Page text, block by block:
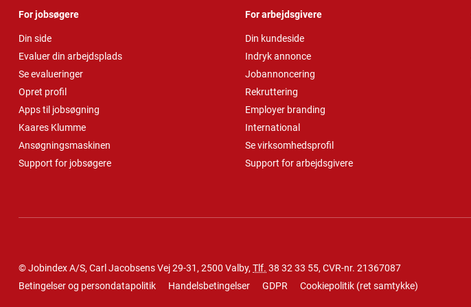
For jobsøgere
Din side
Evaluer din arbejdsplads
Se evalueringer
Opret profil
Apps til jobsøgning
Kaares Klumme
Ansøgningsmaskinen
Support for jobsøgere
For arbejdsgivere
Din kundeside
Indryk annonce
Jobannoncering
Rekruttering
Employer branding
International
Se virksomhedsprofil
Support for arbejdsgivere
© Jobindex A/S, Carl Jacobsens Vej 29-31, 2500 Valby, Tlf. 38 32 33 55, CVR-nr. 21367087
Betingelser og persondatapolitik
Handelsbetingelser GDPR Cookiepolitik (ret samtykke)